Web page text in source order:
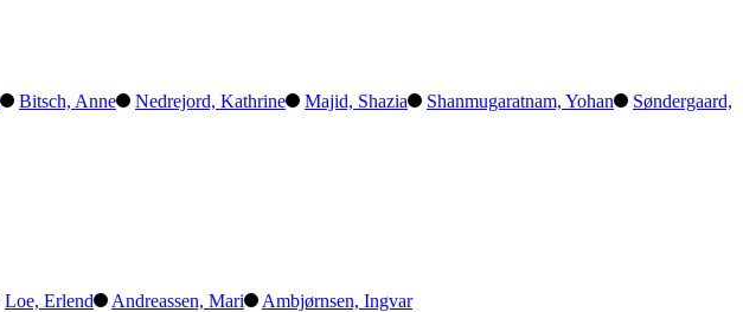
Bitsch, Anne Nedrejord, Kathrine Majid, Shazia Shanmugaratnam, Yohan
Søndergaard,
Loe, Erlend Andreassen, Mari Ambjørnsen, Ingvar